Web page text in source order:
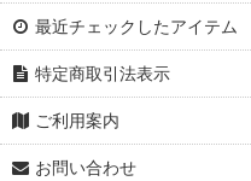
最近チェックしたアイテム
特定商取引法表示
ご利用案内
お問い合わせ